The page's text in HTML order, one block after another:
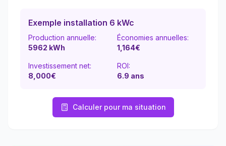
Exemple installation 6 kWc
Production annuelle:
5962 kWh
Économies annuelles:
1,164€
Investissement net:
8,000€
ROI:
6.9 ans
Calculer pour ma situation